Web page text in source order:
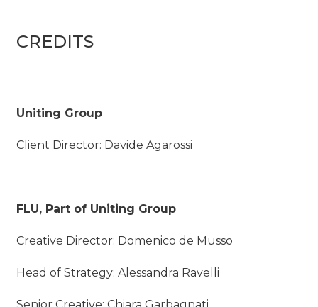
CREDITS
Uniting Group
Client Director: Davide Agarossi
FLU, Part of Uniting Group
Creative Director: Domenico de Musso
Head of Strategy: Alessandra Ravelli